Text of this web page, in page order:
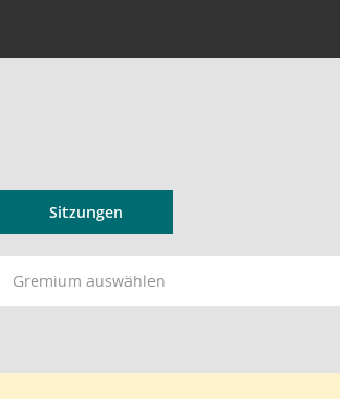
Sitzungen
Gremium auswählen